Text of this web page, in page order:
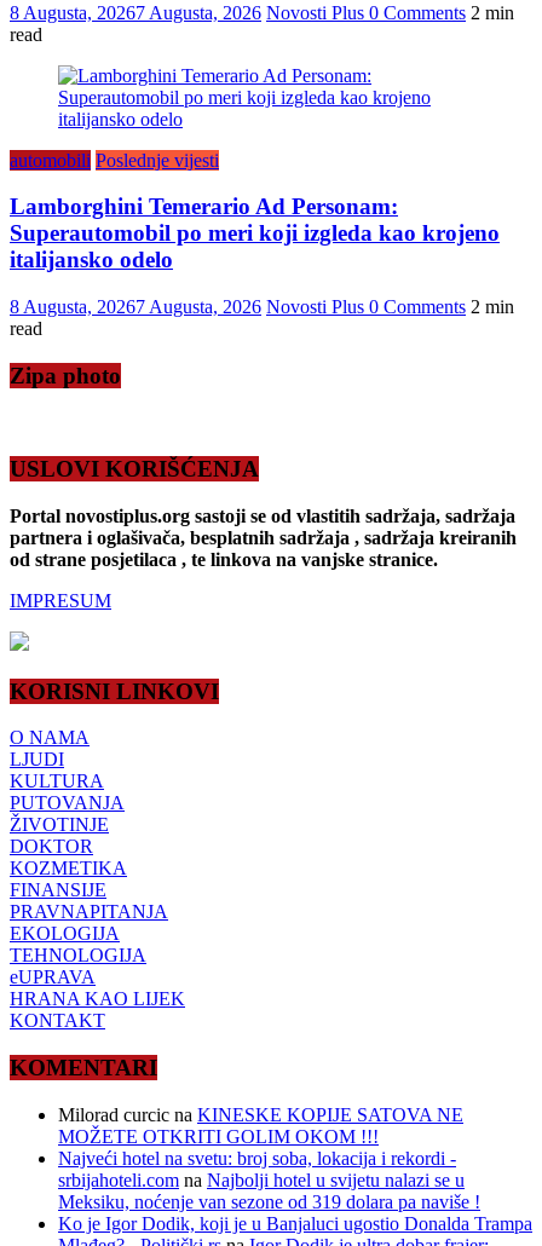
8 Augusta, 20267 Augusta, 2026 Novosti Plus 0 Comments 2 min
read
automobili Poslednje vijesti
Lamborghini Temerario Ad Personam:
Superautomobil po meri koji izgleda kao krojeno
italijansko odelo
8 Augusta, 20267 Augusta, 2026 Novosti Plus 0 Comments 2 min
read
Zipa photo
USLOVI KORIŠĆENJA
Portal novostiplus.org sastoji se od vlastitih sadržaja, sadržaja
partnera i oglašivača, besplatnih sadržaja , sadržaja kreiranih
od strane posjetilaca , te linkova na vanjske stranice.
IMPRESUM
KORISNI LINKOVI
O NAMA
LJUDI
KULTURA
PUTOVANJA
ŽIVOTINJE
DOKTOR
KOZMETIKA
FINANSIJE
PRAVNAPITANJA
EKOLOGIJA
TEHNOLOGIJA
eUPRAVA
HRANA KAO LIJEK
KONTAKT
KOMENTARI
Milorad curcic na KINESKE KOPIJE SATOVA NE
MOŽETE OTKRITI GOLIM OKOM !!!
Najveći hotel na svetu: broj soba, lokacija i rekordi -
srbijahoteli.com na Najbolji hotel u svijetu nalazi se u
Meksiku, noćenje van sezone od 319 dolara pa naviše !
Ko je Igor Dodik, koji je u Banjaluci ugostio Donalda Trampa